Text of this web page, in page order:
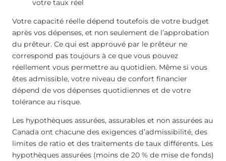
votre taux réel
Votre capacité réelle dépend toutefois de votre budget
après vos dépenses, et non seulement de l’approbation
du prêteur. Ce qui est approuvé par le prêteur ne
correspond pas toujours à ce que vous pouvez
réellement vous permettre au quotidien. Même si vous
êtes admissible, votre niveau de confort financier
dépend de vos dépenses quotidiennes et de votre
tolérance au risque.
Les hypothèques assurées, assurables et non assurées au
Canada ont chacune des exigences d’admissibilité, des
limites de ratio et des traitements de taux différents. Les
hypothèques assurées (moins de 20 % de mise de fonds)